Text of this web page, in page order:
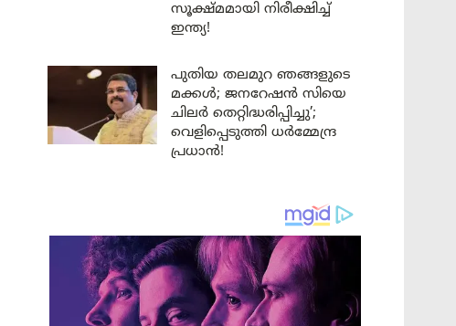
സൂക്ഷ്മമായി നിരീക്ഷിച്ച്
ഇന്ത്യ!
പുതിയ തലമുറ ഞങ്ങളുടെ
മക്കൾ; ജനറേഷൻ സിയെ
ചിലർ തെറ്റിദ്ധരിപ്പിച്ചു’;
വെളിപ്പെടുത്തി ധർമ്മേന്ദ്ര
പ്രധാൻ!